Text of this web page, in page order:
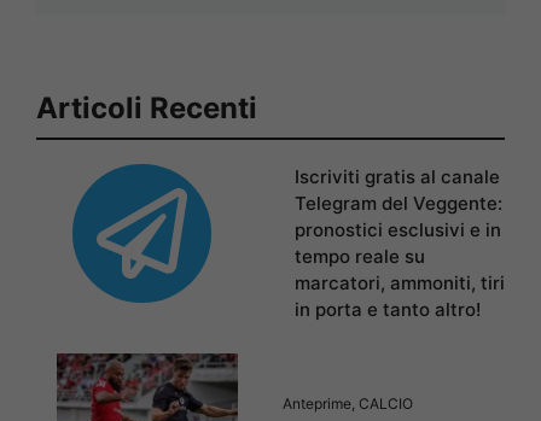
Articoli Recenti
Iscriviti gratis al canale
Telegram del Veggente:
pronostici esclusivi e in
tempo reale su
marcatori, ammoniti, tiri
in porta e tanto altro!
Anteprime CALCIO